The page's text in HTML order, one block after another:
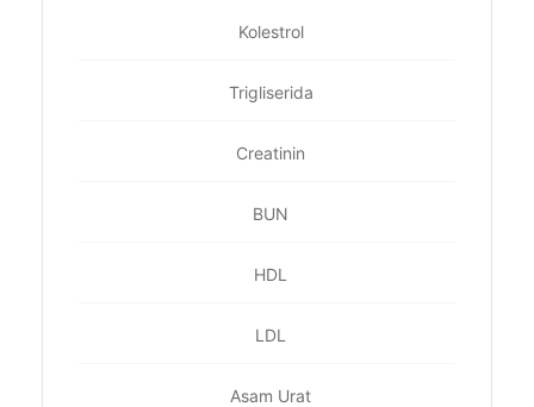
Kolestrol
Trigliserida
Creatinin
BUN
HDL
LDL
Asam Urat